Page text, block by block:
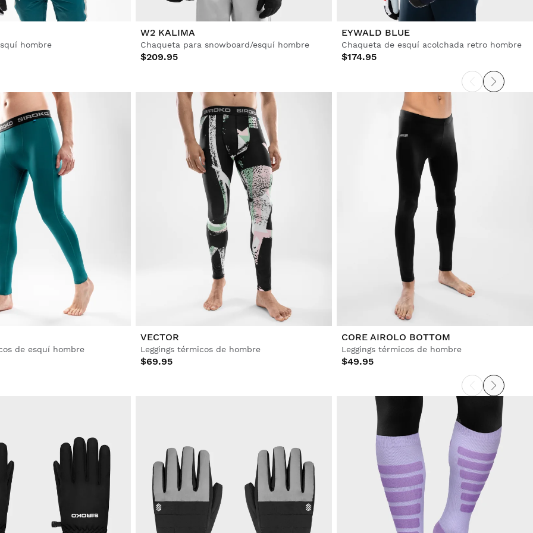
hombre
W2 KALIMA
Chaqueta para snowboard/esquí hombre
$209.95
EYWALD BLUE
Chaqueta de esquí acolchada retro hombre
$174.95
de esquí hombre
VECTOR
Leggings térmicos de hombre
$69.95
CORE AIROLO BOTTOM
Leggings térmicos de hombre
$49.95